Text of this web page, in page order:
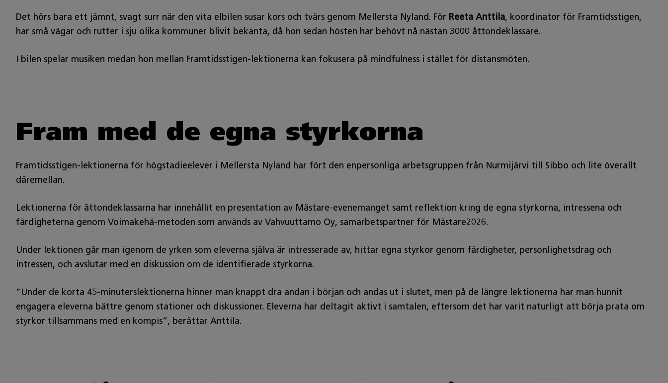
Det hörs bara ett jämnt, svagt surr när den vita elbilen susar kors och tvärs genom Mellersta Nyland. För Reeta Anttila, koordinator för Framtidsstigen,
har små vägar och rutter i sju olika kommuner blivit bekanta, då hon sedan hösten har behövt nå nästan 3000 åttondeklassare.
I bilen spelar musiken medan hon mellan Framtidsstigen‑lektionerna kan fokusera på mindfulness i stället för distansmöten.
Fram med de egna styrkorna
Framtidsstigen‑lektionerna för högstadieelever i Mellersta Nyland har fört den enpersonliga arbetsgruppen från Nurmijärvi till Sibbo och lite överallt
däremellan.
Lektionerna för åttondeklassarna har innehållit en presentation av Mästare‑evenemanget samt reflektion kring de egna styrkorna, intressena och
färdigheterna genom Voimakehä‑metoden som används av Vahvuuttamo Oy, samarbetspartner för Mästare2026.
Under lektionen går man igenom de yrken som eleverna själva är intresserade av, hittar egna styrkor genom färdigheter, personlighetsdrag och
intressen, och avslutar med en diskussion om de identifierade styrkorna.
”Under de korta 45‑minuterslektionerna hinner man knappt dra andan i början och andas ut i slutet, men på de längre lektionerna har man hunnit
engagera eleverna bättre genom stationer och diskussioner. Eleverna har deltagit aktivt i samtalen, eftersom det har varit naturligt att börja prata om
styrkor tillsammans med en kompis”, berättar Anttila.